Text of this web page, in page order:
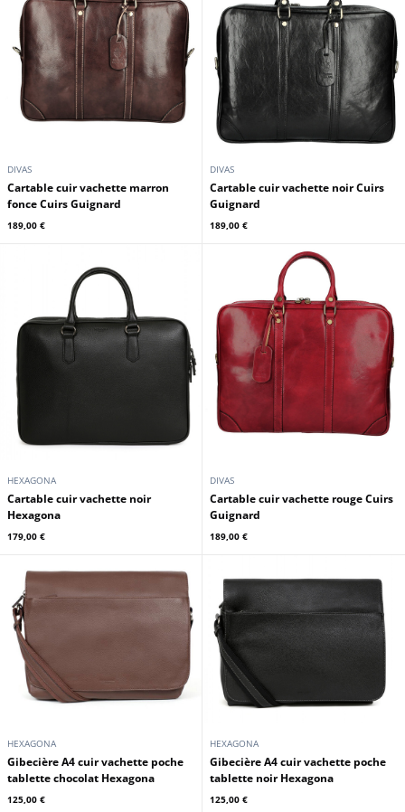
DIVAS
Cartable cuir vachette marron
fonce Cuirs Guignard
189,00 €
DIVAS
Cartable cuir vachette noir Cuirs
Guignard
189,00 €
HEXAGONA
Cartable cuir vachette noir
Hexagona
179,00 €
DIVAS
Cartable cuir vachette rouge Cuirs
Guignard
189,00 €
HEXAGONA
Gibecière A4 cuir vachette poche
tablette chocolat Hexagona
125,00 €
HEXAGONA
Gibecière A4 cuir vachette poche
tablette noir Hexagona
125,00 €